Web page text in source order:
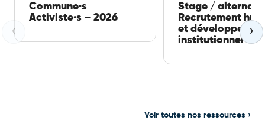
Commune·s
Activiste·s – 2026
Stage /
Recrutement
et
institutionnel
‹ ›
Voir toutes nos ressources ›